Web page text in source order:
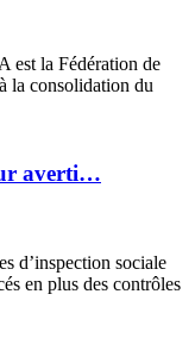
est la Fédération de
la consolidation du
averti…
d’inspection sociale
en plus des contrôles